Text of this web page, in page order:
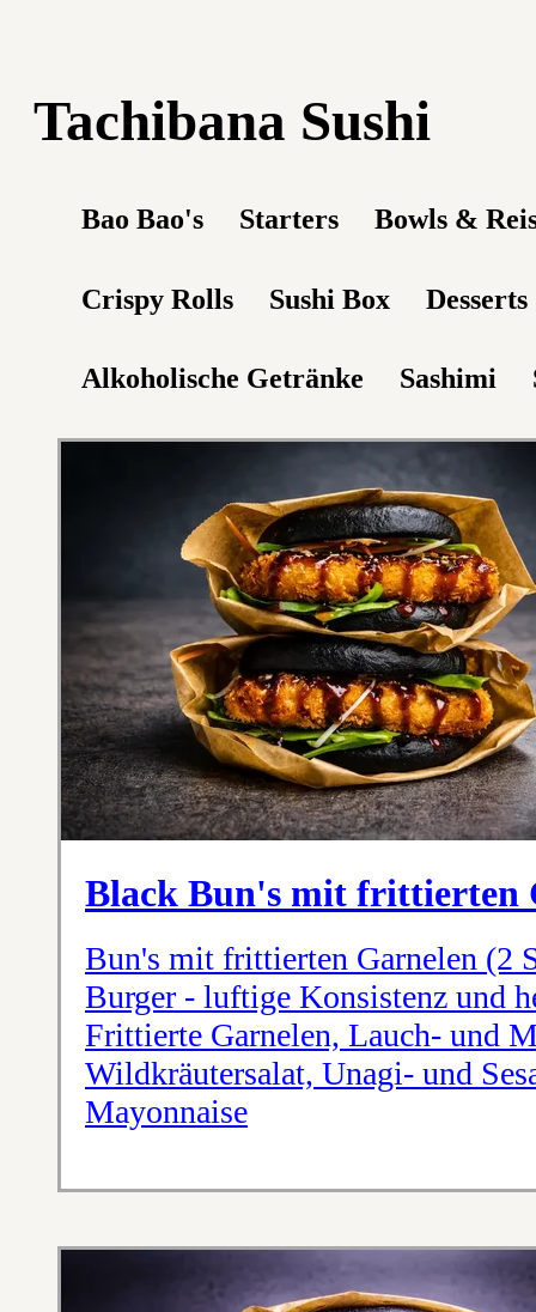
Tachibana Sushi
Bao Bao's Starters Bowls &
Crispy Rolls Sushi Box Desserts
Alkoholische Getränke Sashimi
Black Bun's mit frittierten
Bun's mit frittierten Garnelen (2
Burger - luftige Konsistenz und
Frittierte Garnelen, Lauch- und
Wildkräutersalat, Unagi- und
Mayonnaise